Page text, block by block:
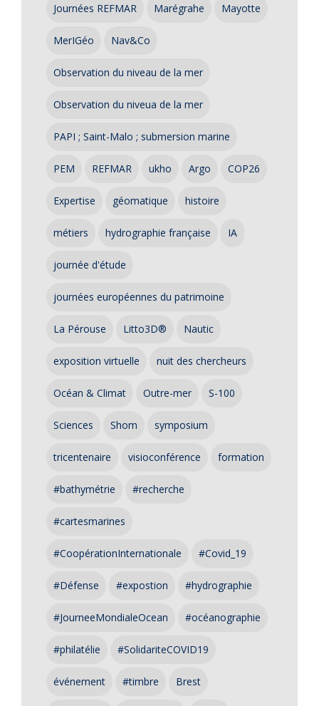
Journées REFMAR Marégrahe Mayotte
MerIGéo Nav&Co
Observation du niveau de la mer
Observation du niveua de la mer
PAPI ; Saint-Malo ; submersion marine
PEM REFMAR ukho Argo COP26
Expertise géomatique histoire
métiers hydrographie française IA
journée d'étude
journées européennes du patrimoine
La Pérouse Litto3D® Nautic
exposition virtuelle nuit des chercheurs
Océan & Climat Outre-mer S-100
Sciences Shom symposium
tricentenaire visioconférence formation
#bathymétrie #recherche
#cartesmarines
#CoopérationInternationale #Covid_19
#Défense #expostion #hydrographie
#JourneeMondialeOcean #océanographie
#philatélie #SolidariteCOVID19
événement #timbre Brest